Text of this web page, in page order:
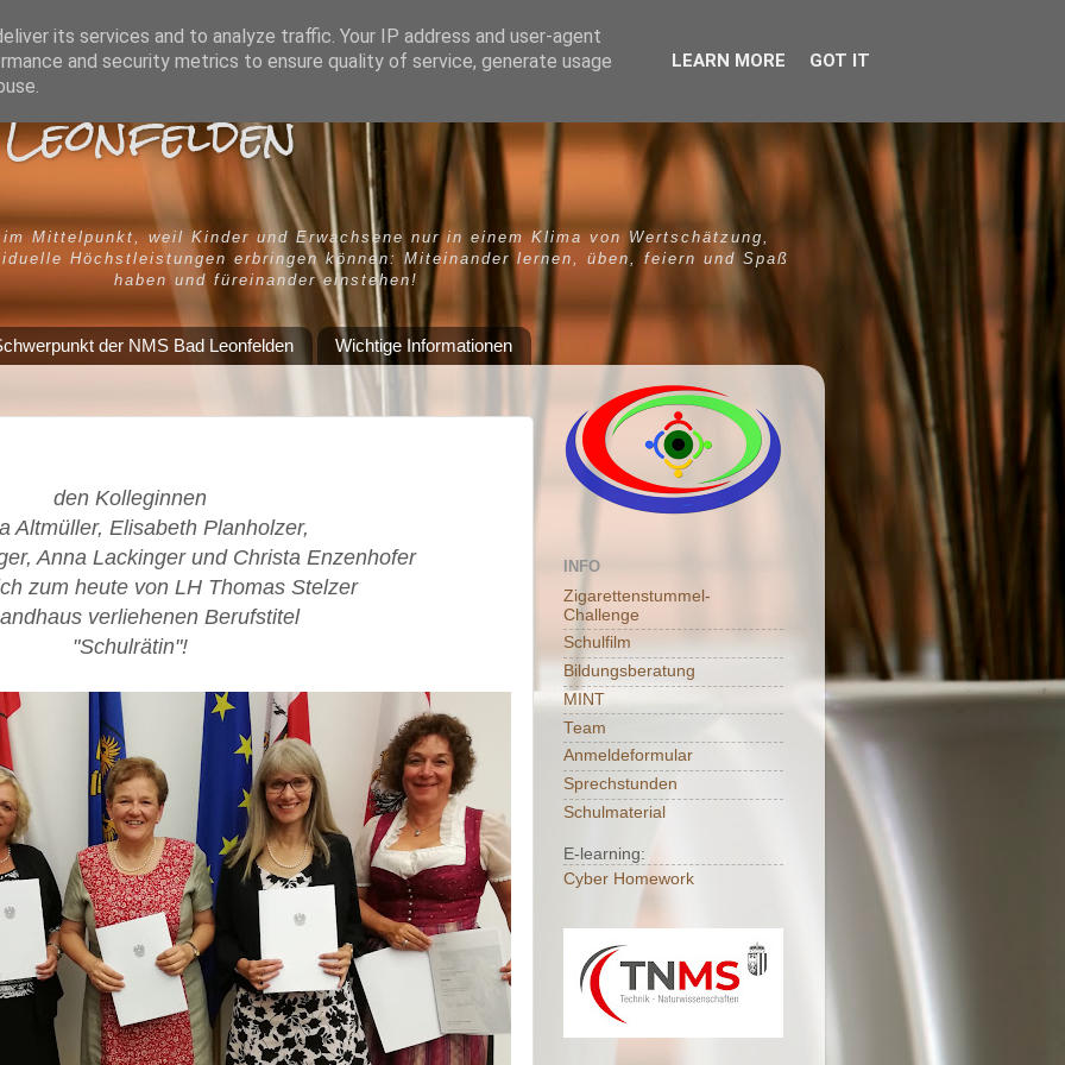
Mittelpunkt, weil Kinder und Erwachsene nur in einem Klima von Wertschätzung,
Höchstleistungen erbringen können: Miteinander lernen, üben, feiern und Spaß
haben und füreinander einstehen!
der NMS Bad Leonfelden Wichtige Informationen
den Kolleginnen
Altmüller, Elisabeth Planholzer,
Anna Lackinger und Christa Enzenhofer
zum heute von LH Thomas Stelzer
verliehenen Berufstitel
"Schulrätin"!
INFO
Zigarettenstummel-
Challenge
Schulfilm
Bildungsberatung
MINT
Team
Anmeldeformular
Sprechstunden
Schulmaterial
E-learning:
Cyber Homework
its services and to analyze traffic. Your IP address and user-agent
and security metrics to ensure quality of service, generate usage
LEARN MORE GOT IT